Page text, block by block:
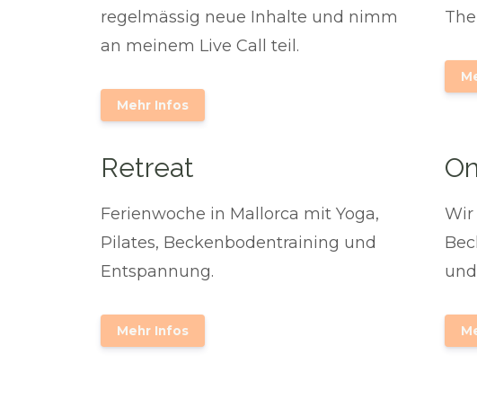
regelmässig neue Inhalte und nimm
an meinem Live Call teil.
Mehr Infos
Retreat
Ferienwoche in Mallorca mit Yoga,
Pilates, Beckenbodentraining und
Entspannung.
Mehr Infos
Wir